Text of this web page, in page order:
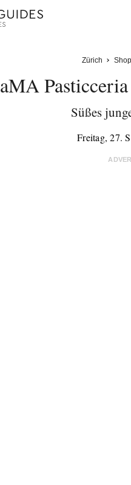
Zürich
aMA
Süßes
Freitag, 27.